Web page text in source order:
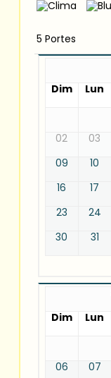
5 Portes
Dim
Lun
02
03
09
10
16
17
23
24
30
31
Dim
Lun
06
07